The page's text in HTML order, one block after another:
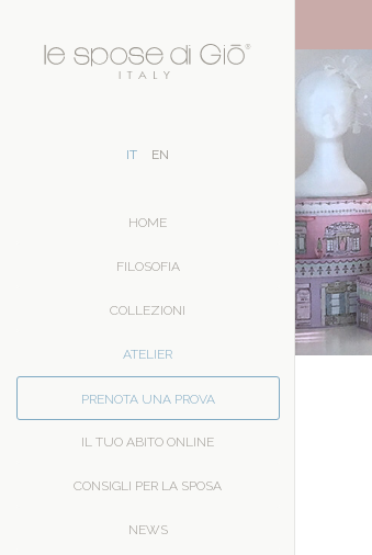
IT EN
HOME
FILOSOFIA
COLLEZIONI
ATELIER
PRENOTA UNA PROVA
IL TUO ABITO ONLINE
CONSIGLI PER LA SPOSA
NEWS